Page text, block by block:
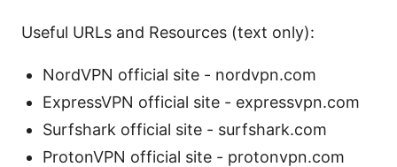
Useful URLs and Resources (text only):
NordVPN official site - nordvpn.com
ExpressVPN official site - expressvpn.com
Surfshark official site - surfshark.com
ProtonVPN official site - protonvpn.com